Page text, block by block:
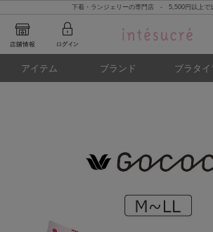
下着・ランジェリーの専門店 - 5,500円以上
アイテム ブランド ブラタイ